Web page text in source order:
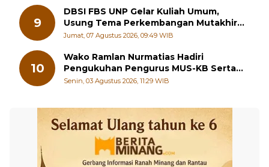
9
DBSI FBS UNP Gelar Kuliah Umum,
Usung Tema Perkembangan Mutakhir
Sastra Dunia
Jumat, 07 Agustus 2026, 09:49 WIB
10
Wako Ramlan Nurmatias Hadiri
Pengukuhan Pengurus MUS-KB Serta
LMKB Periode 2026-2031,
Senin, 03 Agustus 2026, 11:29 WIB